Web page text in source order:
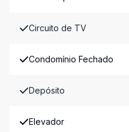
Circuito de TV
Condomínio Fechado
Depósito
Elevador